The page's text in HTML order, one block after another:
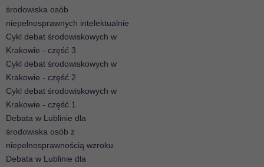
środowiska osób
niepełnosprawnych intelektualnie
Cykl debat środowiskowych w
Krakowie - część 3
Cykl debat środowiskowych w
Krakowie - część 2
Cykl debat środowiskowych w
Krakowie - część 1
Debata w Lublinie dla
środowiska osób z
niepełnosprawnością wzroku
Debata w Lublinie dla